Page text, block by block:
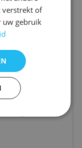
de dores
verstrekt of
uw gebruik